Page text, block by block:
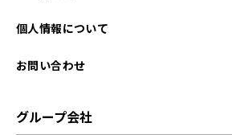
個人情報について
お問い合わせ
グループ会社